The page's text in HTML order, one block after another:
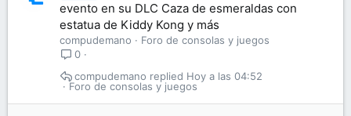
evento en su DLC Caza de esmeraldas con
estatua de Kiddy Kong y más
compudemano
Foro de consolas y juegos
0
Foro de consolas y juegos
Hoy a las 04:52
compudemano